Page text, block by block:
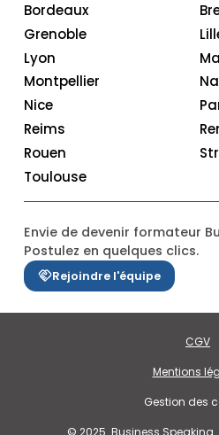
Bordeaux
Grenoble
Lyon
Montpellier
Nice
Reims
Rouen
Toulouse
Envie de devenir formateur
Postulez en quelques clics.
Rejoindre l'équipe
CGV
Mentions
Gestion des